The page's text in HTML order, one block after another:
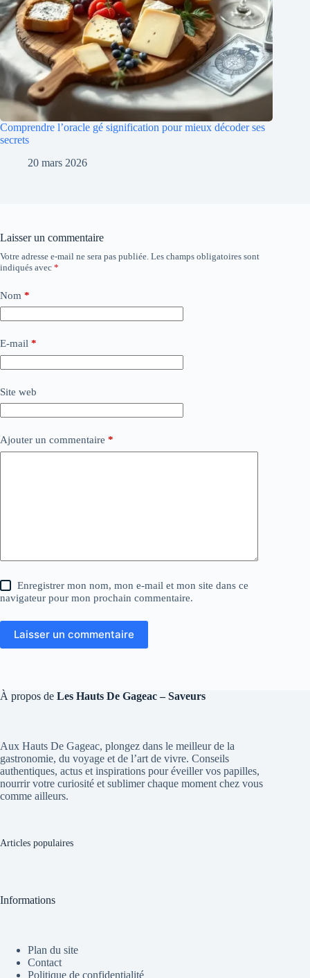
Comprendre l’oracle gé signification pour mieux décoder ses
secrets
20 mars 2026
Laisser un commentaire
Votre adresse e-mail ne sera pas publiée. Les champs obligatoires sont
indiqués avec *
Nom *
E-mail *
Site web
Ajouter un commentaire *
Enregistrer mon nom, mon e-mail et mon site dans ce
navigateur pour mon prochain commentaire.
Laisser un commentaire
À propos de Les Hauts De Gageac – Saveurs
Aux Hauts De Gageac, plongez dans le meilleur de la
gastronomie, du voyage et de l’art de vivre. Conseils
authentiques, actus et inspirations pour éveiller vos papilles,
nourrir votre curiosité et sublimer chaque moment chez vous
comme ailleurs.
Articles populaires
Informations
Plan du site
Contact
Politique de confidentialité